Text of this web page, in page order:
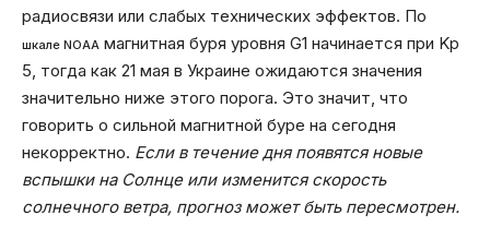
радиосвязи или слабых технических эффектов. По
шкале NOAA магнитная буря уровня G1 начинается при Kp
5, тогда как 21 мая в Украине ожидаются значения
значительно ниже этого порога. Это значит, что
говорить о сильной магнитной буре на сегодня
некорректно. Если в течение дня появятся новые
вспышки на Солнце или изменится скорость
солнечного ветра, прогноз может быть пересмотрен.